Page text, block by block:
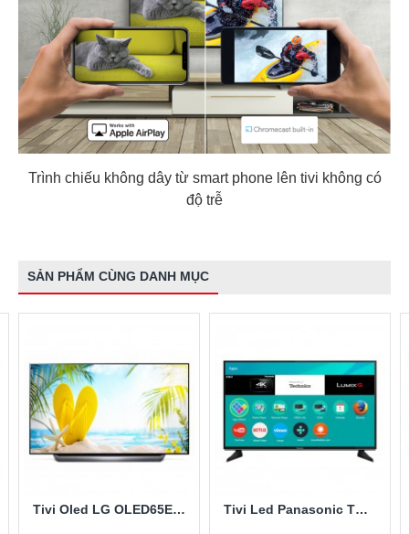
Trình chiếu không dây từ smart phone lên tivi không có
độ trễ​​​​​
SẢN PHẨM CÙNG DANH MỤC
Tivi Oled LG OLED65E8PTA 65 Inch Tivi Led Panasonic TH-49EX600V 49 Inch 4K Ultra HD